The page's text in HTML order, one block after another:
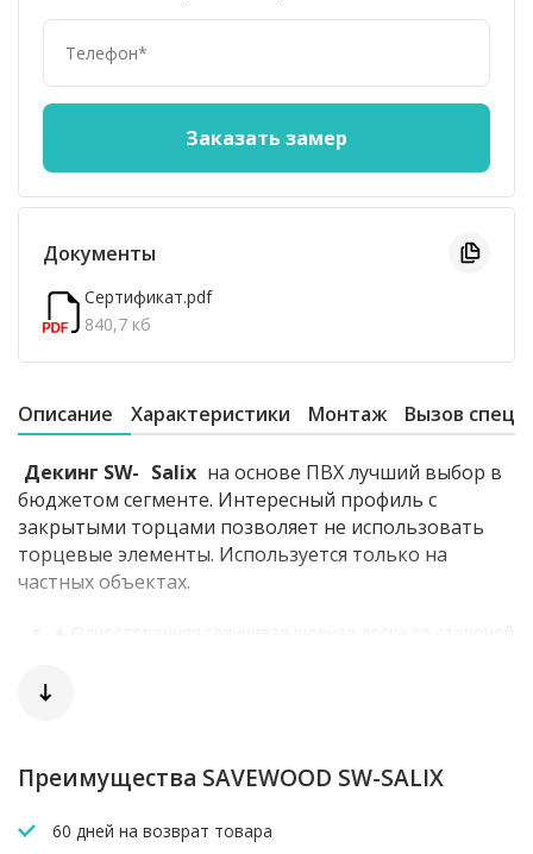
Документы
Сертификат.pdf
840,7 кб
Описание Характеристики Монтаж Вызов
Декинг SW- Salix на основе ПВХ лучший выбор в
бюджетом сегменте. Интересный профиль с
закрытыми торцами позволяет не использовать
торцевые элементы. Используется только на
частных объектах.
◈ Односторонняя глянцевая шовная доска со стороной
Под заказ любая длина кратно 1000мм.
Преимущества доски СВ-Саликс Сейвуд из ДПК
Преимущества SAVEWOOD SW-SALIX
60 дней на возврат товара